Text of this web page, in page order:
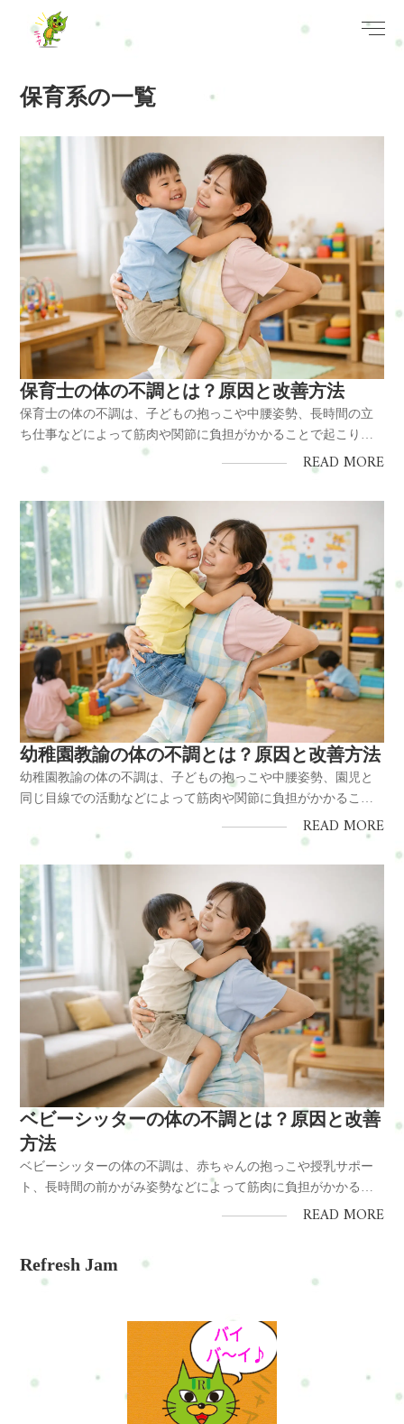
保育系の一覧
保育士の体の不調とは？原因と改善方法
保育士の体の不調は、子どもの抱っこや中腰姿勢、長時間の立
ち仕事などによって筋肉や関節に負担がかかることで起こりま
す。特に肩こりや腰痛、首こりなどは多くの保育士が感じやす
く、姿勢のクセや筋肉の緊張が原因になることも少なくありま
らの不調は予防や改善...
READ MORE
幼稚園教諭の体の不調とは？原因と改善方法
幼稚園教諭の体の不調は、子どもの抱っこや中腰姿勢、園児と
同じ目線での活動などによって筋肉や関節に負担がかかること
で起こります。特に肩こりや腰痛、首こりは多くの幼稚園教諭
が感じやすく、日々の姿勢や体の使い方が大きく関係していま
す。日常の姿勢を見直すことや体のケアを行うことで、これら
の不調は予防や改善が...
READ MORE
ベビーシッターの体の不調とは？原因と改善
方法
ベビーシッターの体の不調は、赤ちゃんの抱っこや授乳サポー
ト、長時間の前かがみ姿勢などによって筋肉に負担がかかるこ
とで起こります。特に肩こりや首こり、腰痛などは多くのベビ
ッターの体の不調とは...
READ MORE
Refresh Jam